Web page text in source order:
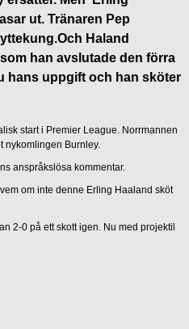
ut. Tränaren Pep
Haland
han avslutade den förra
hans uppgift och han sköter
start i Premier League. Norrmannen
nykomlingen Burnley.
anspråkslösa kommentar.
om inte denne Erling Haaland sköt
2-0 på ett skott igen. Nu med projektil